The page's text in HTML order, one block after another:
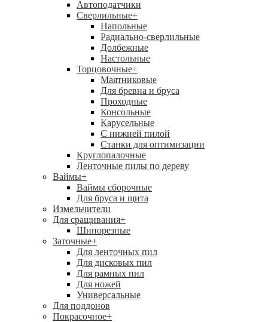
Автоподатчики
Сверлильные+
Напольные
Радиально-сверлильные
Долбежные
Настольные
Торцовочные+
Маятниковые
Для бревна и бруса
Проходные
Консольные
Карусельные
С нижней пилой
Станки для оптимизации
Круглопалочные
Ленточные пилы по дереву
Ваймы+
Ваймы сборочные
Для бруса и щита
Измельчители
Для сращивания+
Шипорезные
Заточные+
Для ленточных пил
Для дисковых пил
Для рамных пил
Для ножей
Универсальные
Для поддонов
Покрасочное+